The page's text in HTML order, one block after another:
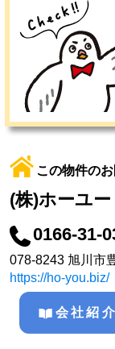
この物件の
(株)ホーユー
0166-31-
078-8243 旭川市
https://ho-you.biz/
会社紹介